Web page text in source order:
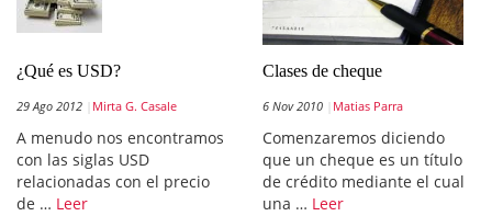
¿Qué es USD?
29 Ago 2012 Mirta G. Casale
A menudo nos encontramos
con las siglas USD
relacionadas con el precio
de … Leer
Clases de cheque
6 Nov 2010 Matias Parra
Comenzaremos diciendo
que un cheque es un título
de crédito mediante el cual
una … Leer